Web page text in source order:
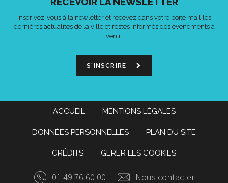
Inscrivez-vous à la newletter et recevez dans votre boîte mail les
dernières actualités de la ville et restés informés des événements à
venir.
S'INSCRIRE
ACCUEIL MENTIONS LÉGALES
DONNÉES PERSONNELLES PLAN DU SITE
CRÉDITS GERER LES COOKIES
01 49 76 60 00 Nous contacter